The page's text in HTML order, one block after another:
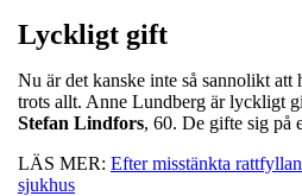
Lyckligt gift
Nu är det kanske inte så sannolikt att
trots allt. Anne Lundberg är lyckligt
Stefan Lindfors, 60. De gifte sig på
LÄS MER: Efter misstänkta
sjukhus